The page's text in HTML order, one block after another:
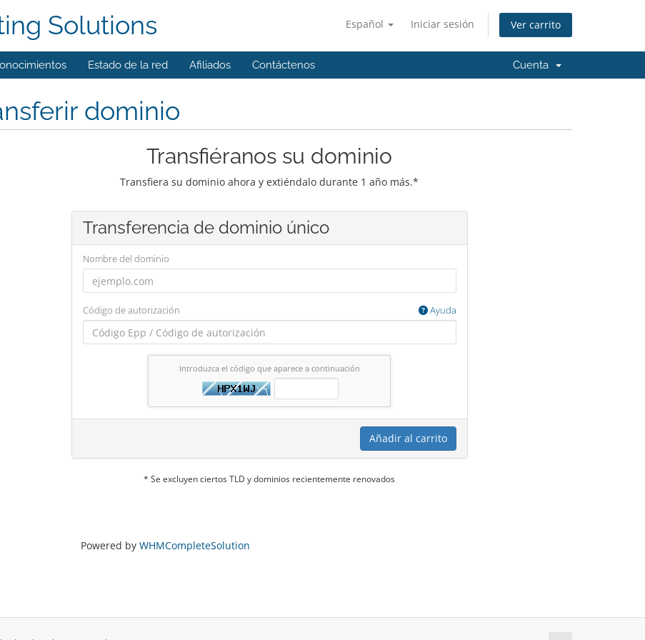
Español Iniciar sesión Ver carrito
Solutions
Estado de la red Afiliados Contáctenos Cuenta
dominio
Transfiéranos su dominio
Transfiera su dominio ahora y extiéndalo durante 1 año más.*
Transferencia de dominio único
Nombre del dominio
Código de autorización Ayuda
Introduzca el código que aparece a continuación
Añadir al carrito
* Se excluyen ciertos TLD y dominios recientemente renovados
Powered by WHMCompleteSolution